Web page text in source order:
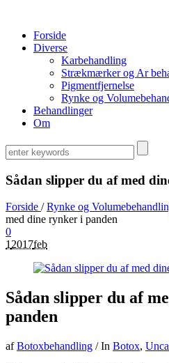
Forside
Diverse
Karbehandling
Strækmærker og Ar
Pigmentfjernelse
Rynke og
Behandlinger
Om
Sådan slipper du af med
Forside /Rynke og
med dine rynker i panden
0
12017feb
Sådan slipper du af
panden
afBotoxbehandling / In Botox,